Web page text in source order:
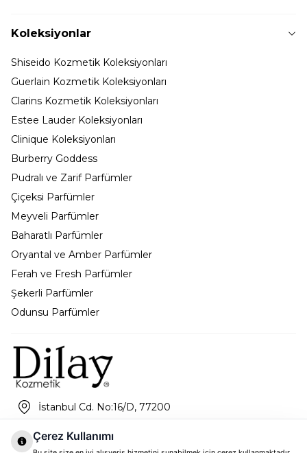
Koleksiyonlar
Shiseido Kozmetik Koleksiyonları
Guerlain Kozmetik Koleksiyonları
Clarins Kozmetik Koleksiyonları
Estee Lauder Koleksiyonları
Clinique Koleksiyonları
Burberry Goddess
Pudralı ve Zarif Parfümler
Çiçeksi Parfümler
Meyveli Parfümler
Baharatlı Parfümler
Oryantal ve Amber Parfümler
Ferah ve Fresh Parfümler
Şekerli Parfümler
Odunsu Parfümler
İstanbul Cd. No:16/D, 77200
info@dilaykozmetik.com
Çerez Kullanımı